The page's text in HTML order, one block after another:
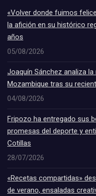
«Volver donde fuimos
la afición en su histórico
años
05/08/2026
Joaquín Sánchez analiza
Mozambique tras su
04/08/2026
Fripozo ha entregado sus
promesas del deporte y
Cotillas
28/07/2026
«Recetas compartidas»
de verano, ensaladas